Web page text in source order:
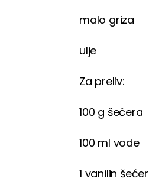
malo griza
ulje
Za preliv:
100 g šećera
100 ml vode
1 vanilin šećer